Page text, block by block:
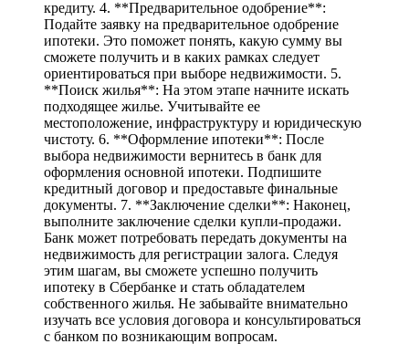
кредиту. 4. **Предварительное одобрение**:
Подайте заявку на предварительное одобрение
ипотеки. Это поможет понять, какую сумму вы
сможете получить и в каких рамках следует
ориентироваться при выборе недвижимости. 5.
**Поиск жилья**: На этом этапе начните искать
подходящее жилье. Учитывайте ее
местоположение, инфраструктуру и юридическую
чистоту. 6. **Оформление ипотеки**: После
выбора недвижимости вернитесь в банк для
оформления основной ипотеки. Подпишите
кредитный договор и предоставьте финальные
документы. 7. **Заключение сделки**: Наконец,
выполните заключение сделки купли-продажи.
Банк может потребовать передать документы на
недвижимость для регистрации залога. Следуя
этим шагам, вы сможете успешно получить
ипотеку в Сбербанке и стать обладателем
собственного жилья. Не забывайте внимательно
изучать все условия договора и консультироваться
с банком по возникающим вопросам.